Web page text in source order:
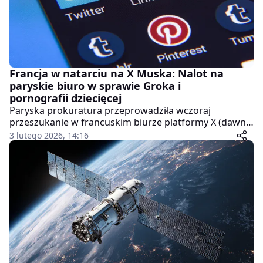
Francja w natarciu na X Muska: Nalot na
paryskie biuro w sprawie Groka i
pornografii dziecięcej
Paryska prokuratura przeprowadziła wczoraj
przeszukanie w francuskim biurze platformy X (dawny
Twitter) należącej do Elona Muska. Akcja wydziału ds.
cyberprzestępczości dotyczy szeroko zakrojonego
śledztwa, które obejmuje m.in. podejrzenia o
współudział w dystrybucji pornografii dziecięcej,
nielegalne przetwarzanie danych oraz tworzenie
deepfake'ów o charakterze seksualnym.
3 lutego 2026, 14:16